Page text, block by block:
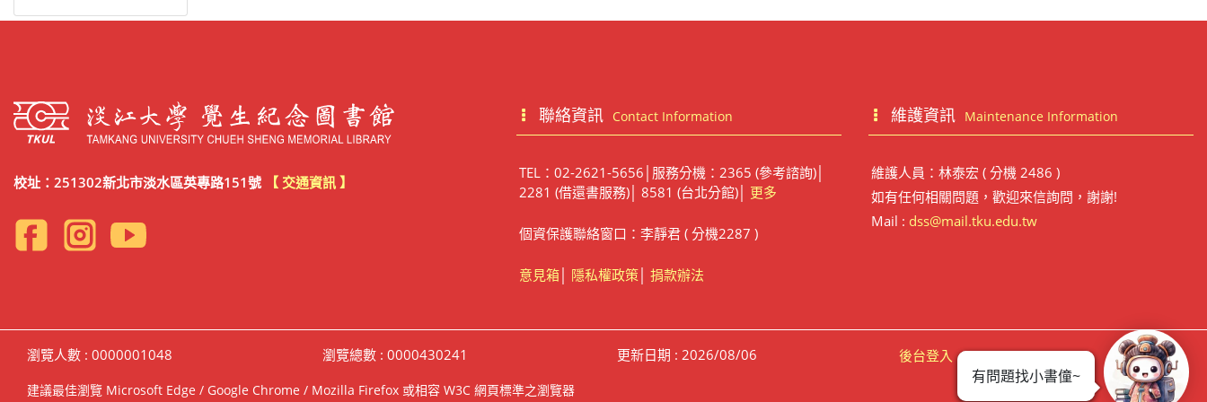
校址：251302新北市淡水區英專路151號 【 交通資訊 】
聯絡資訊 Contact Information
TEL：02-2621-5656│服務分機：2365 (參考諮詢)│
2281 (借還書服務)│ 8581 (台北分館)│ 更多
個資保護聯絡窗口：李靜君 ( 分機2287 )
意見箱│ 隱私權政策│ 捐款辦法
維護資訊 Maintenance Information
維護人員：林泰宏 ( 分機 2486 )
如有任何相關問題，歡迎來信詢問，謝謝!
Mail : dss@mail.tku.edu.tw
瀏覽人數 : 0000001048 瀏覽總數 : 0000430241 更新日期 : 2026/08/06 後台登入
建議最佳瀏覽 Microsoft Edge / Google Chrome / Mozilla Firefox 或相容 W3C 網頁標準之瀏覽器
有問題找小書僮~